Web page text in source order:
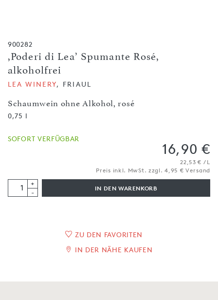
900282
,Poderi di Lea’ Spumante Rosé,
alkoholfrei
Schaumwein ohne Alkohol, rosé
LEA WINERY, FRIAUL
0,75 l
SOFORT VERFÜGBAR
16,90 €
22,53 € / L
Preis inkl. MwSt. zzgl. 4,95 € Versand
+
-
IN DEN WARENKORB
ZU DEN FAVORITEN
IN DER NÄHE KAUFEN